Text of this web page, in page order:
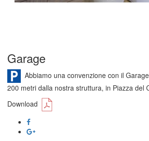
Garage
Abbiamo una convenzione con il
200 metri dalla nostra struttura, in Piazza del
Download